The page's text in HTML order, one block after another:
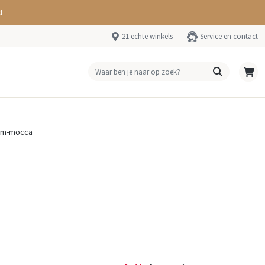
21 echte winkels Service en contact
mocca